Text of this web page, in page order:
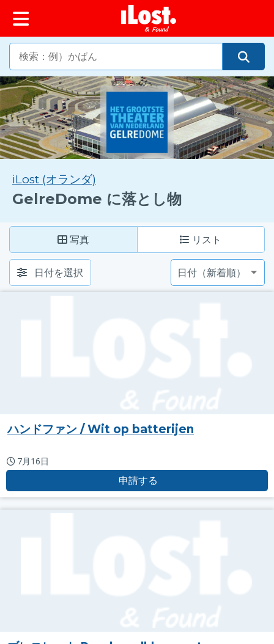
ップ
iLost (オランダ)
GelreDome に落とし物
写真 リスト
日付を選択
ハンドファン / Wit op batterijen
7月16日
申請する